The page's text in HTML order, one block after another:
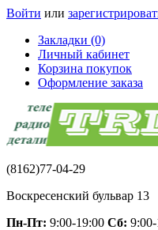
Войти или
Закладки (0)
Личный кабинет
Корзина покупок
Оформление заказа
(8162)77-04-29
Воскресенский бульвар 13
Пн-Пт: 9:00-19:00 Сб: